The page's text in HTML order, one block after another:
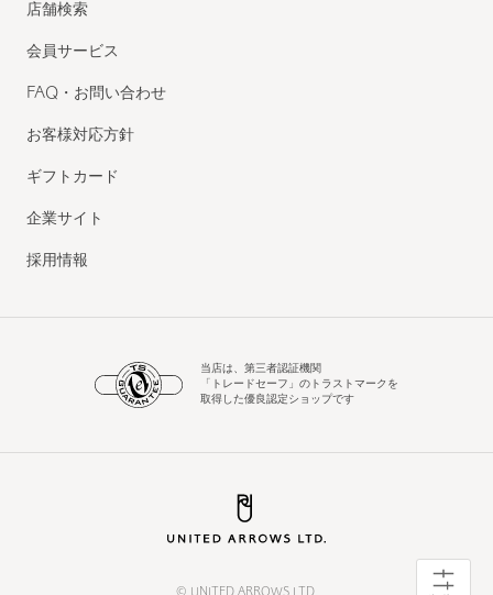
店舗検索
会員サービス
FAQ・お問い合わせ
お客様対応方針
ギフトカード
企業サイト
採用情報
当店は、第三者認証機関
「トレードセーフ」のトラストマークを
取得した優良認定ショップです
© UNITED ARROWS LTD.